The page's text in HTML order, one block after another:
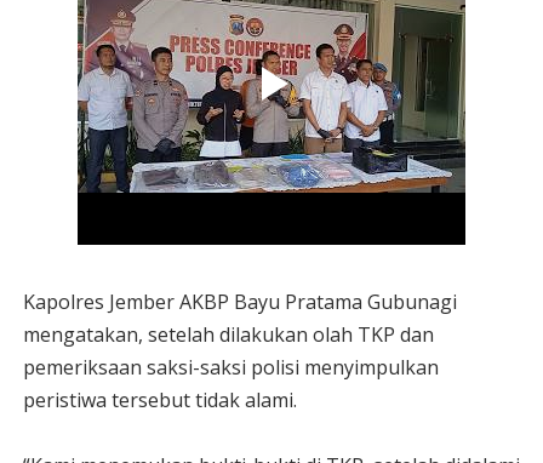
Kapolres Jember AKBP Bayu Pratama Gubunagi
mengatakan, setelah dilakukan olah TKP dan
pemeriksaan saksi-saksi polisi menyimpulkan
peristiwa tersebut tidak alami.